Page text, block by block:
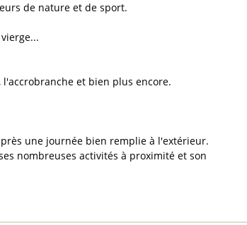
de nature et de sport.
et bien plus encore.
une journée bien remplie à l'extérieur.
nombreuses activités à proximité et son